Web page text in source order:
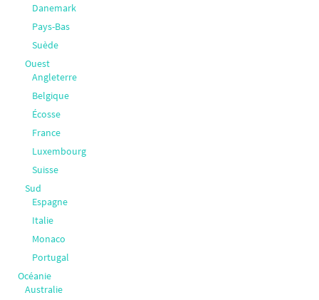
Danemark
Pays-Bas
Suède
Ouest
Angleterre
Belgique
Écosse
France
Luxembourg
Suisse
Sud
Espagne
Italie
Monaco
Portugal
Océanie
Australie